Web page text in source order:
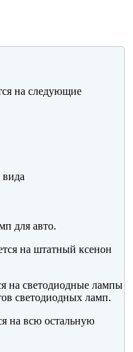
на следующие
для авто.
на штатный ксенон
на светодиодные лампы
светодиодных ламп.
на всю остальную